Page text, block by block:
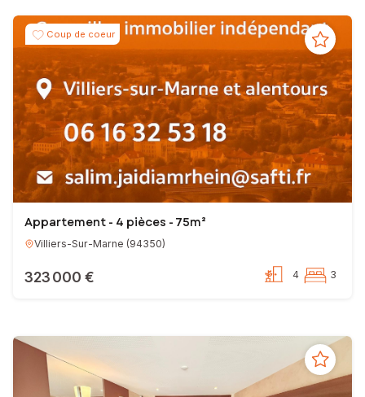
Coup de coeur
Appartement - 4 pièces - 75m²
Villiers-Sur-Marne (94350)
323 000 € 4 3